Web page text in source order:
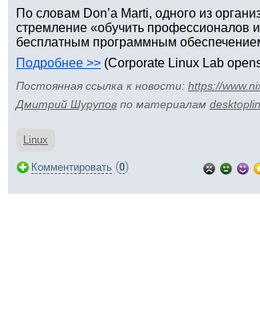
По словам Don’а Marti, одного из
стремление «обучить профессионалов
бесплатным программным
Подробнее >> (Corporate Linux Lab
Постоянная ссылка к новости: https://
Дмитрий Шурупов по материалам
Linux
Комментировать (0)